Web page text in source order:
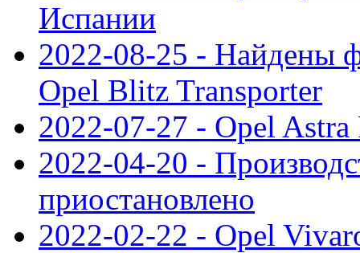
Испании
2022-08-25 - Найдены
Opel Blitz Transporter
2022-07-27 - Opel
2022-04-20 -
приостановлено
2022-02-22 - Opel